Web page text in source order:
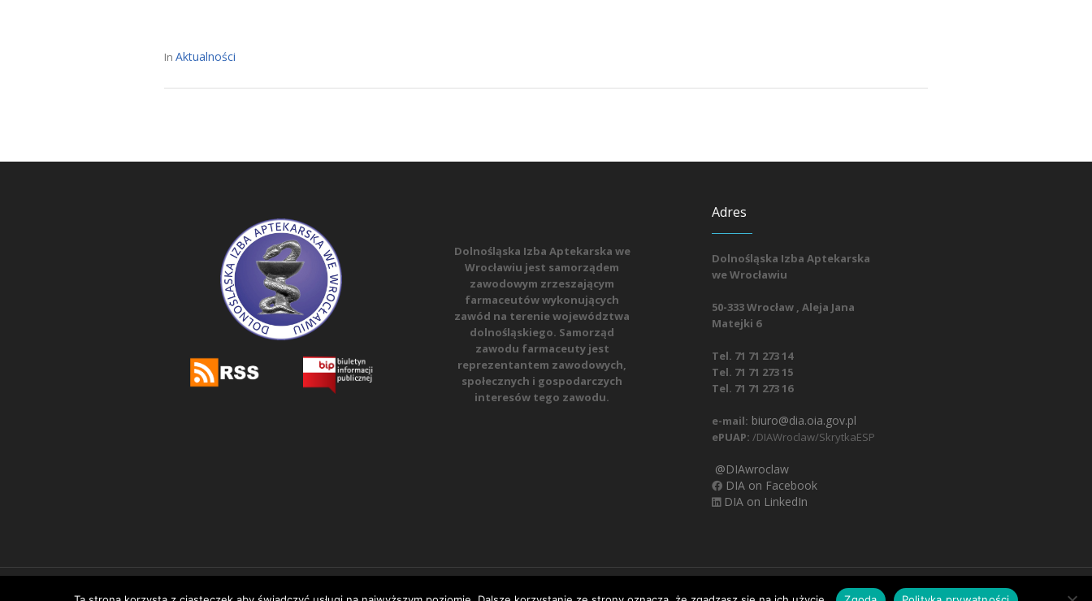
In Aktualności
Dolnośląska Izba Aptekarska we
Wrocławiu jest samorządem
zawodowym zrzeszającym
farmaceutów wykonujących
zawód na terenie województwa
dolnośląskiego. Samorząd
zawodu farmaceuty jest
reprezentantem zawodowych,
społecznych i gospodarczych
interesów tego zawodu.
Adres
Dolnośląska Izba Aptekarska
we Wrocławiu
50-333 Wrocław , Aleja Jana
Matejki 6
Tel. 71 71 273 14
Tel. 71 71 273 15
Tel. 71 71 273 16
e-mail: biuro@dia.oia.gov.pl
ePUAP: /DIAWroclaw/SkrytkaESP
@DIAwroclaw
DIA on Facebook
DIA on LinkedIn
Klauzula informacyjna